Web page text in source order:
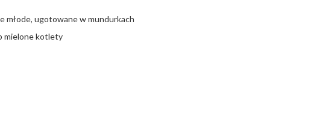
młode, ugotowane w mundurkach
mielone kotlety